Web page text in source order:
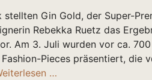
stellten Gin Gold, der Super-
Rebekka Ruetz das
Am 3. Juli wurden vor ca.
Pieces präsentiert, die
…